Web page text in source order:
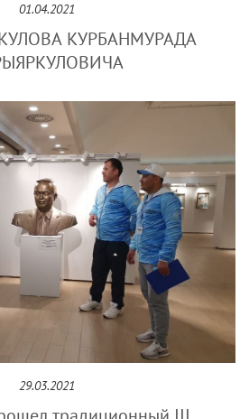
01.04.2021
КУРБАНМУРАДА
29.03.2021